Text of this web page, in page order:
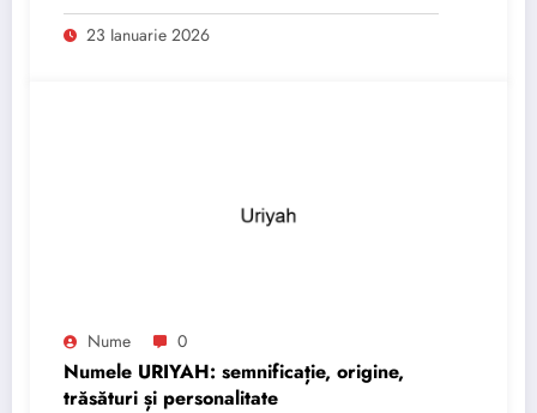
23 Ianuarie 2026
Nume 0
Numele URIYAH: semnificație, origine,
trăsături și personalitate